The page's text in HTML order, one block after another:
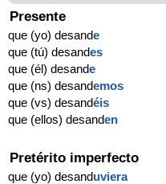
Presente
que (yo) desande
que (tú) desandes
que (él) desande
que (ns) desandemos
que (vs) desandéis
que (ellos) desanden
Pretérito imperfecto
que (yo) desanduviera